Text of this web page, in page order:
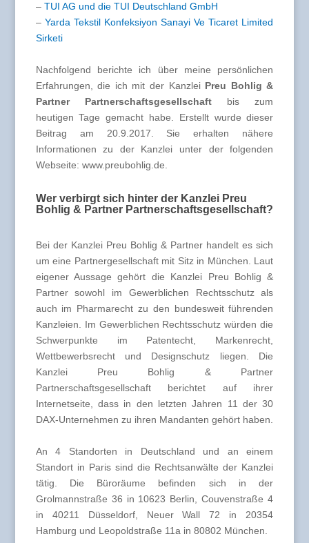
– TUI AG und die TUI Deutschland GmbH
– Yarda Tekstil Konfeksiyon Sanayi Ve Ticaret Limited
Sirketi
Nachfolgend berichte ich über meine persönlichen
Erfahrungen, die ich mit der Kanzlei Preu Bohlig &
Partner Partnerschaftsgesellschaftbis zum
heutigen Tage gemacht habe. Erstellt wurde dieser
Beitrag am 20.9.2017. Sie erhalten nähere
Informationen zu der Kanzlei unter der folgenden
Webseite: www.preubohlig.de.
Wer verbirgt sich hinter der Kanzlei Preu
Bohlig & Partner Partnerschaftsgesellschaft?
Bei der Kanzlei Preu Bohlig & Partner handelt es sich
um eine Partnergesellschaft mit Sitz in München. Laut
eigener Aussage gehört die Kanzlei Preu Bohlig &
Partner sowohl im Gewerblichen Rechtsschutz als
auch im Pharmarecht zu den bundesweit führenden
Kanzleien. Im Gewerblichen Rechtsschutz würden die
Schwerpunkte im Patentecht, Markenrecht,
Wettbewerbsrecht und Designschutz liegen. Die
Kanzlei Preu Bohlig & Partner
Partnerschaftsgesellschaft berichtet auf ihrer
Internetseite, dass in den letzten Jahren 11 der 30
DAX-Unternehmen zu ihren Mandanten gehört haben.
An 4 Standorten in Deutschland und an einem
Standort in Paris sind die Rechtsanwälte der Kanzlei
tätig. Die Büroräume befinden sich in der
Grolmannstraße 36 in 10623 Berlin, Couvenstraße 4
in 40211 Düsseldorf, Neuer Wall 72 in 20354
Hamburg und Leopoldstraße 11a in 80802 München.